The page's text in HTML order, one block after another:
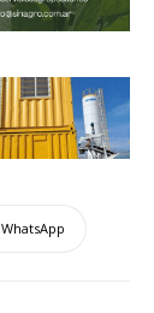
WhatsApp